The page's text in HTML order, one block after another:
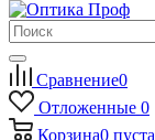
Сравнение0
Отложенные 0
Корзина0 пуста